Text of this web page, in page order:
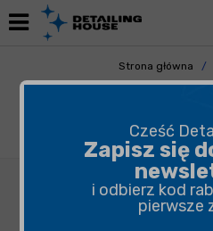
Strona główna
Plastiki
ADBL APC 500ml
uniwersalny
Cześć
Zapisz się
i odbierz kod
pierwsze